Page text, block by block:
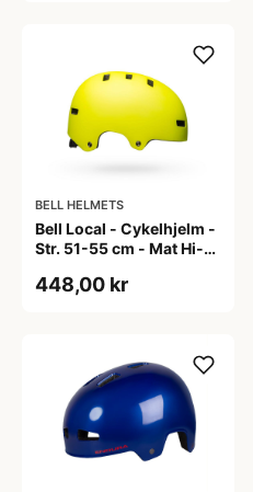
BELL HELMETS
Bell Local - Cykelhjelm -
Str. 51-55 cm - Mat Hi-
448,00 kr